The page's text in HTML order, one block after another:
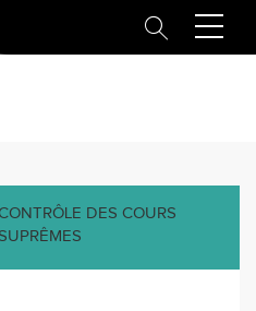
CONTRÔLE DES COURS
SUPRÊMES